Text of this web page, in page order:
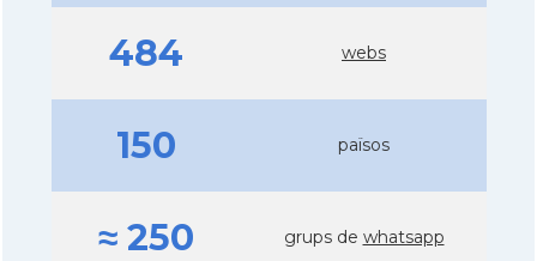
484 webs
150 països
≈ 250 grups de whatsapp